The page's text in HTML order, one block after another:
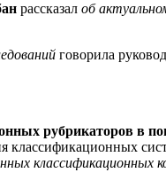
рассказал об
говорила
рубрикаторов в
классификационных
классификационных